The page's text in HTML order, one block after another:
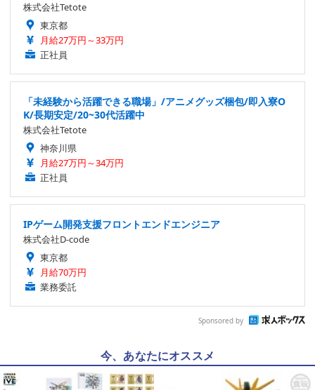
株式会社Tetote
東京都
月給27万円～33万円
正社員
「未経験から活躍できる職場」/アニメグッズ梱包/即入寮O
K/長期安定/20~30代活躍中
株式会社Tetote
神奈川県
月給27万円～34万円
正社員
IPゲーム開発支援フロントエンドエンジニア
株式会社D-code
東京都
月給70万円
業務委託
Sponsored by
今、あなたにオススメ